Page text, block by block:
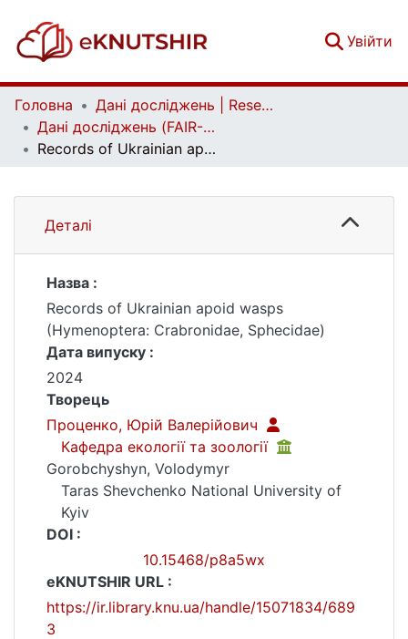
Увійти
Головна
Дані досліджень | Research data
Дані досліджень (FAIR-дані) | Research data (FAIR data)
Records of Ukrainian apoid wasps (Hymenoptera: Crabronidae, Sphecidae)
Деталі
Назва :
Records of Ukrainian apoid wasps
(Hymenoptera: Crabronidae, Sphecidae)
Дата випуску :
2024
Творець
Проценко, Юрій Валерійович
Кафедра екології та зоології
Gorobchyshyn, Volodymyr
Taras Shevchenko National University of
Kyiv
DOI :
10.15468/p8a5wx
eKNUTSHIR URL :
https://ir.library.knu.ua/handle/15071834/689
3